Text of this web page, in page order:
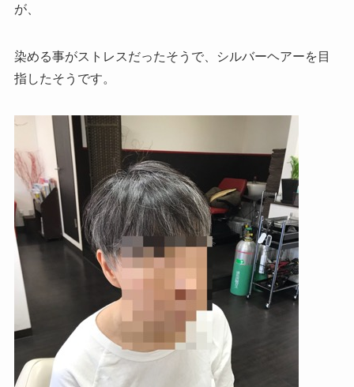
が、
染める事がストレスだったそうで、シルバーヘアーを目
指したそうです。